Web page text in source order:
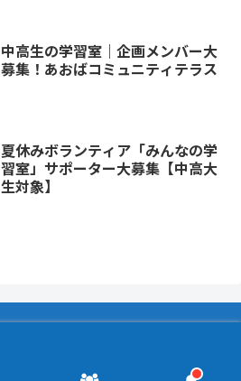
中高生の学習室｜企画メンバー大
募集！あおばコミュニティテラス
夏休みボランティア「みんなの学
習室」サポーター大募集【中高大
生対象】